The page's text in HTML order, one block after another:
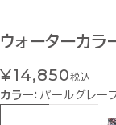
ウォーターカラ
¥14,850税込
カラー： パールグレー